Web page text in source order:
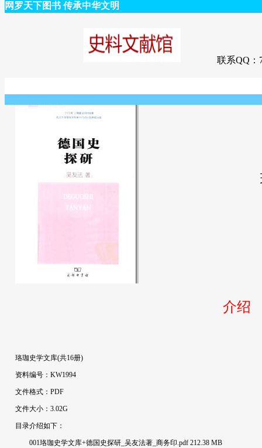
网罗天下图书 传承中华文明
联系QQ：
介绍
珞珈史学文库(共16册)
资料编号：KW1994
文件格式：PDF
文件大小：3.02G
目录介绍如下：
001珞珈史学文库+德国史探研_吴友法著_商务印.pdf 212.38 MB